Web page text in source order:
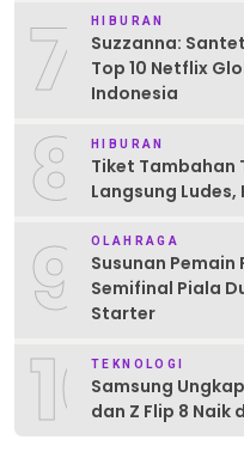
7 HIBURAN
Suzzanna:
Top 10 Netflix
Indonesia
8 HIBURAN
Tiket Tambahan
Langsung Ludes,
9 OLAHRAGA
Susunan Pemain
Semifinal Piala
Starter
10TEKNOLOGI
Samsung
dan Z Flip 8 Naik